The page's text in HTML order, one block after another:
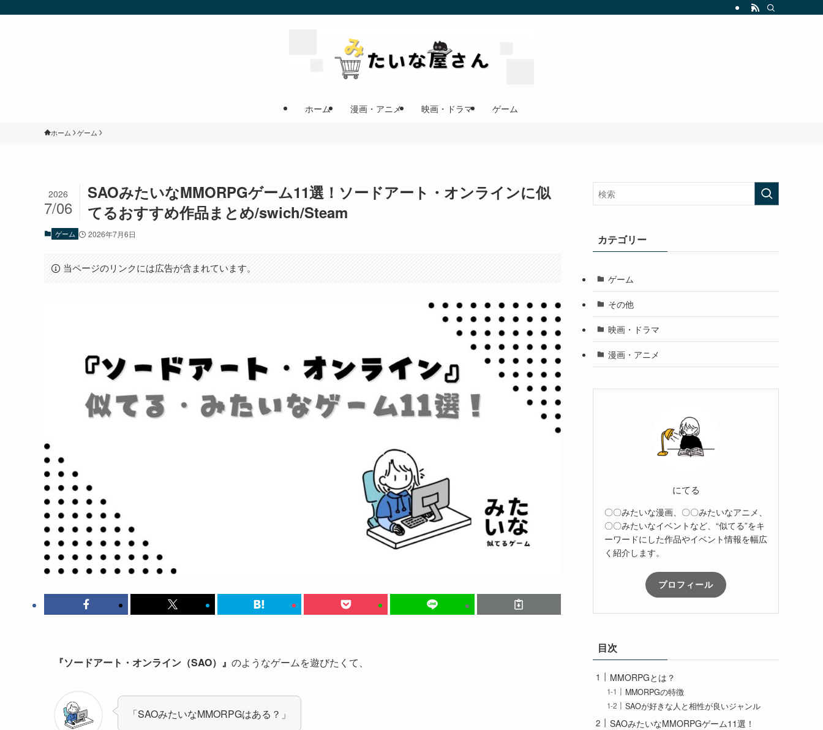
ホーム 漫画・アニメ 映画・ドラマ ゲーム
ホーム ゲーム
SAOみたいなMMORPGゲーム11選！ソードアート・オンラインに似
てるおすすめ作品まとめ/swich/Steam
2026
7/06
ゲーム 2026年7月6日
当ページのリンクには広告が含まれています。
『ソードアート・オンライン（SAO）』 のようなゲームを遊びたくて、
「SAOみたいなMMORPGはある？」
カテゴリー
ゲーム
その他
映画・ドラマ
漫画・アニメ
にてる
〇〇みたいな漫画、〇〇みたいなアニメ、
〇〇みたいなイベントなど、“似てる”をキ
ーワードにした作品やイベント情報を幅広
く紹介します。
プロフィール
目次
MMORPGとは？
MMORPGの特徴
SAOが好きな人と相性が良いジャンル
SAOみたいなMMORPGゲーム11選！